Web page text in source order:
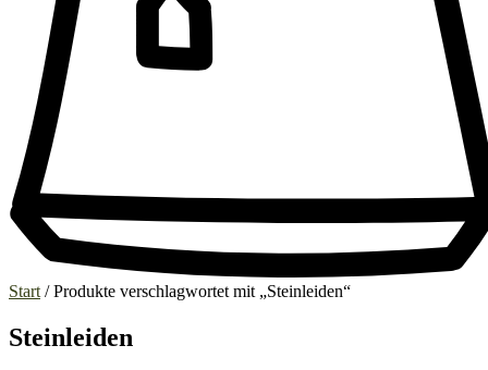
Start / Produkte verschlagwortet mit „Steinleiden“
Steinleiden